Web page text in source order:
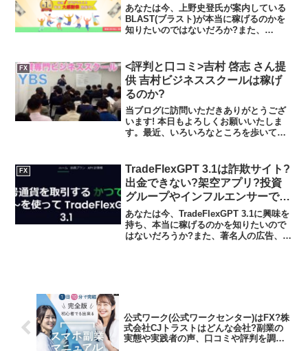
あなたは今、上野史登氏が案内している
BLAST(ブラスト)が本当に稼げるのかを
知りたいのではないだろか?また、
うか？答えを言うと、初心者が大きく稼
げる可能性は低い...
FX
<評判と口コミ>吉村 啓志 さん提
供 吉村ビジネススクールは稼げ
るのか?
当ブログに訪問いただきありがとうござ
います! 本日もよろしくお願いいたしま
す。最近、いろいろなところを歩いて回
いましたが、季節の変化を感じることが
でき、気分がとてもリフ...
FX
TradeFlexGPT 3.1は詐欺サイト?
出金できない?架空アプリ?投資
グループやインフルエンサーで話
題の投資の実態や実践者の声、口
コミや評判を調査しました
あなたは今、TradeFlexGPT 3.1に興味を
持ち、本当に稼げるのかを知りたいので
はないだろうか?また、著名人の広告、投
公式ワーク(公式ワークセンター)はFX?株
式会社CJトラストはどんな会社?副業の
実態や実践者の声、口コミや評判を調査